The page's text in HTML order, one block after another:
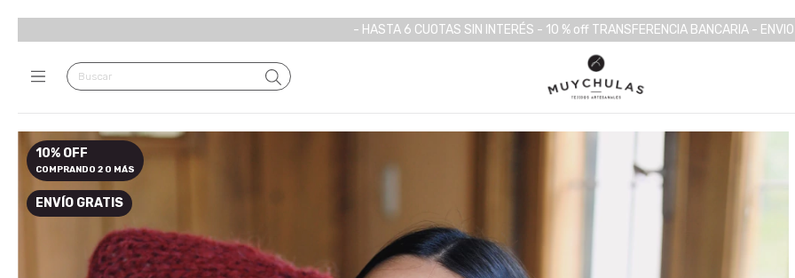
- HASTA 6 CUOTAS SIN INTERÉS - 10 % off TRANSFERENCIA BANCARIA -
10% OFF
COMPRANDO 2 O MÁS
ENVÍO GRATIS